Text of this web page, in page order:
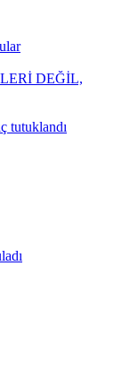
DEĞİL,
tutuklandı